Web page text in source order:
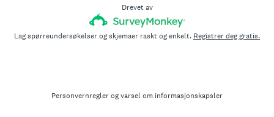
Drevet av
Lag spørreundersøkelser og skjemaer raskt og enkelt. Registrer deg gratis.
Personvernreglerogvarsel om informasjonskapsler